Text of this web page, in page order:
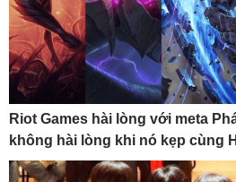
Riot Games hài lòng với meta
không hài lòng khi nó kẹp cùng